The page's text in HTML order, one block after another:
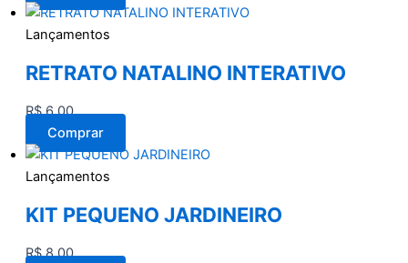
Lançamentos
RETRATO NATALINO INTERATIVO
R$6,00
Comprar
Lançamentos
KIT PEQUENO JARDINEIRO
R$8,00